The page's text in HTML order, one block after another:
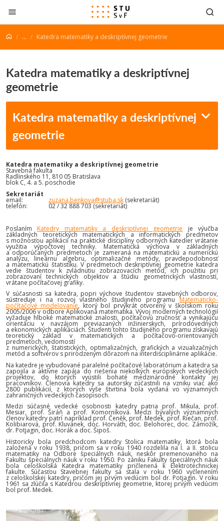
Prejsť na obsah
... Katedra matematiky a deskriptívnej geometrie
Katedra matematiky a deskriptívnej
geometrie
Katedra matematiky a deskriptívnej
geometrie
Katedra matematiky a deskriptívnej geometrie
Stavebná fakulta
Radlinského 11, 810 05 Bratislava
blok C, 4. a 5. poschodie
Sekretariát
email: zuzana.benkova@stuba.sk (sekretariát)
telefón: 02 / 32 888 703 (sekretariát)
PoslanímKatedry matematiky a deskriptívnej geometrie je výučba
základných teoretických matematických a informatických predmetov
s možnosťou aplikácií na praktické disciplíny odborných katedier vrátanie
využitia výpočtovej techniky. Matematická výchova v základných
a odporúčaných predmetoch je zameraná na matematickú a numerickú
analýzu, lineárnu algebru, optimalizačné metódy, pravdepodobnosť
a matematickú štatistiku. V predmetoch deskriptívnej geometrie katedra
vedie študentov k zvládnutiu zobrazovacích metód, ich použitiu pri
zobrazovaní technických objektov a štúdiu geometrických vlastností,
vrátane počítačovej grafiky.
V súčasnosti sa katedra, popri výchove študentov stavebných odborov,
sústreďuje i na rozvoj vlastného študijného programuMatematicko-
počítačové modelovanie, ktorý bol prvýkrát otvorený v školskom roku
2005/2006 v odbore Aplikovaná matematika. Vývoj moderných technológií
vyžaduje hlboké matematické znalosti, počítačovú zručnosť a vynikajúcu
orientáciu v navzájom previazaných inžinierskych, prírodovedných
a ekonomických aplikáciách. Študenti tohto študijného programu získavajú
teoretický základ v matematických a počítačovo-orientovaných
predmetoch, vedomostí
z numerických, štatistických, optimalizačných, grafických a vizualizačných
metód a softvérov s prirodzeným dôrazom na interdisciplinárne aplikácie.
Na katedre je vybudované paralelné počítačové laboratórium a katedra sa
zapojila a aktívne zapája do riešenia niekoľkých európskych vedeckých
projektov, do ktorých vyústili bohaté medzinárodné kontakty jej
pracovníkov. Členovia katedry sa autorsky zúčastnili na vzniku viac ako
2800 publikácií, z ktorých vyše štvrtina bola vydaná vo významných
zahraničných vedeckých časopisoch.
Medzi súčasné vedecké osobnosti katedry patria prof. Mikula, prof.
Mesiar, prof. Širáň a prof. Komorníková. Medzi bývalých významných
členov katedry patrí napríklad prof. Čeněk, prof. Medek, prof. Riečan, prof.
Kolibiarová, prof. Kluvánek, doc. Horváth, doc. Belohorec, doc. Zámožík,
dr. Potjagin, doc. Horák a doc. Šipoš.
Historicky bola predchodcom katedry Stolica matematiky, ktorá bola
založená v roku 1938, pričom sa v roku 1940 rozdelila na I. a II. stolicu
matematiky na Odbore špeciálnych náuk, neskôr premenovaného na
Fakultu špeciálnych náuk v roku 1950. Po zániku Fakulty špeciálnych náuk
bola celoškolská Katedra matematiky pričlenená k Elektrotechnickej
fakulte. Súčasťou Stavebnej fakulty sa stala v roku 1960 vyčlenením
z celoškolskej katedry, pričom jej prvým vedúcim bol dr. Potjagin. V roku
1961 sa zlúčila s Katedrou deskriptívnej geometrie, ktorej prvým vedúcim
bol prof. Medek.